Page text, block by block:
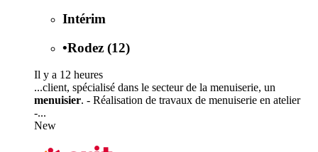
Intérim
•Rodez (12)
Il y a 12 heures
...client, spécialisé dans le secteur de la menuiserie, un
menuisier. - Réalisation de travaux de menuiserie en atelier
-...
New